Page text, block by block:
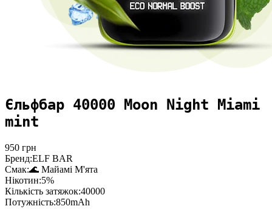
Єльфбар 40000 Moon Night Miami
mint
950 грн
Бренд:ELF BAR
Смак:🌊 Майамі М'ята
Нікотин:5%
Кількість затяжок:40000
Потужність:850mAh